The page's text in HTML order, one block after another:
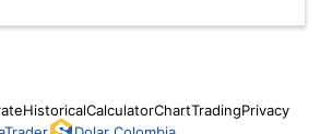
HistoricalCalculatorChartTradingPrivacy